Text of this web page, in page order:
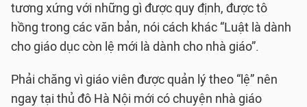
tương xứng với những gì được quy định, được tô
hồng trong các văn bản, nói cách khác “Luật là dành
cho giáo dục còn lệ mới là dành cho nhà giáo”.
Phải chăng vì giáo viên được quản lý theo “lệ” nên
ngay tại thủ đô Hà Nội mới có chuyện nhà giáo